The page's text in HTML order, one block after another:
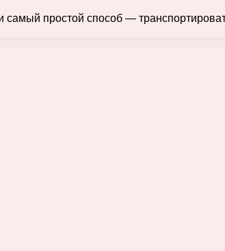
простой способ —